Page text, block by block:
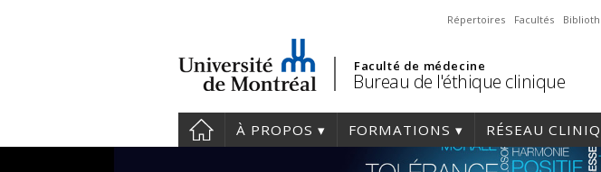
Répertoires Facultés
Faculté de médecine
Bureau de l'éthique clinique
À PROPOS FORMATIONS RÉSEAU